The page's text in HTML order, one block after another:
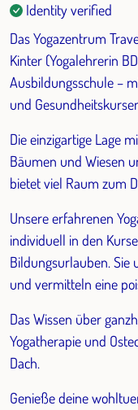
Das Yogazentrum
Kinter (Yogalehrerin
Ausbildungsschule –
und
Die einzigartige Lage
Bäumen und Wiesen
bietet viel Raum zum
Unsere erfahrenen
individuell in den
Bildungsurlauben. Sie
und vermitteln eine
Das Wissen über
Yogatherapie und
Dach.
Genieße deine
Identity verified